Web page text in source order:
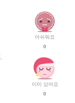
아쉬워요
0
이미 샀어요
0